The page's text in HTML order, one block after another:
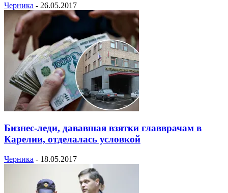
Черника - 26.05.2017
Бизнес-леди, дававшая взятки главврачам в
Карелии, отделалась условкой
Черника - 18.05.2017